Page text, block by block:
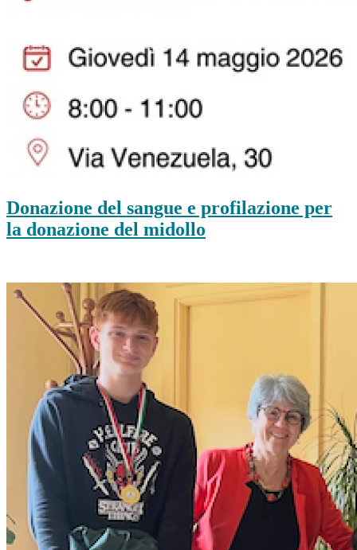
Donazione del sangue e profilazione per
la donazione del midollo